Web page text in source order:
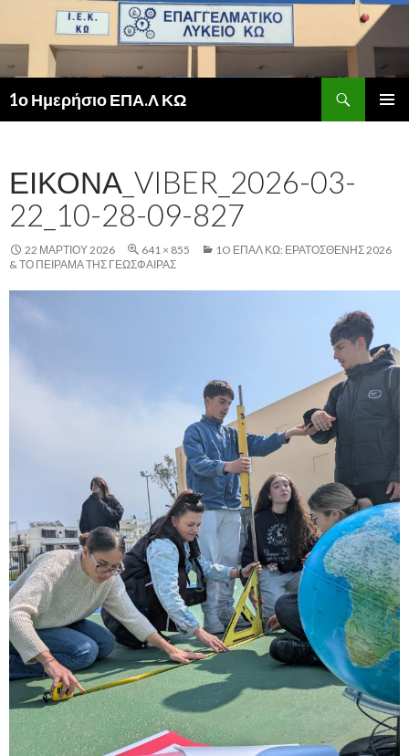
1ο Ημερήσιο ΕΠΑ.Λ ΚΩ
ΕΙΚΌΝΑ_VIBER_2026-03-
22_10-28-09-827
22 ΜΑΡΤΊΟΥ 2026 641 × 855
1O ΕΠΑΛ ΚΩ: ΕΡΑΤΟΣΘΈΝΗΣ 2026
& ΤΟ ΠΕΊΡΑΜΑ ΤΗΣ ΓΕΏΣΦΑΙΡΑΣ